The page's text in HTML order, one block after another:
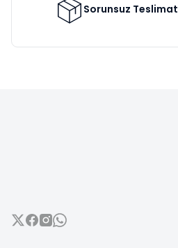
Sorunsuz Teslimat